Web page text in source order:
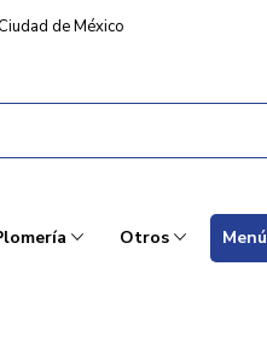
de México
Otros Menú